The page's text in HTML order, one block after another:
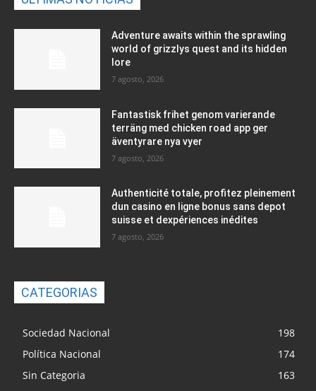
Adventure awaits within the sprawling
world of grizzlys quest and its hidden
lore
7 agosto, 2026
Fantastisk frihet genom varierande
terräng med chicken road app ger
äventyrare nya vyer
7 agosto, 2026
Authenticité totale, profitez pleinement
dun casino en ligne bonus sans depot
suisse et dexpériences inédites
7 agosto, 2026
CATEGORIAS
Sociedad Nacional
198
Política Nacional
174
Sin Categoria
163